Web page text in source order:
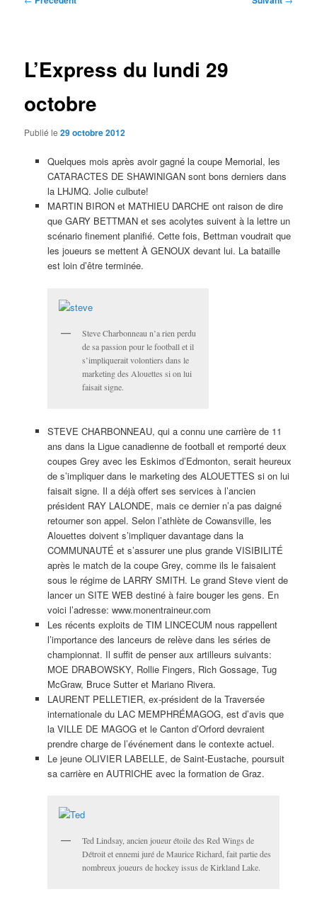
L’Express du lundi 29
octobre
Publié le29 octobre 2012
Quelques mois après avoir gagné la coupe Memorial, les
CATARACTES DE SHAWINIGAN sont bons derniers dans
la LHJMQ. Jolie culbute!
MARTIN BIRON et MATHIEU DARCHE ont raison de dire
que GARY BETTMAN et ses acolytes suivent à la lettre un
scénario finement planifié. Cette fois, Bettman voudrait que
les joueurs se mettent À GENOUX devant lui. La bataille
est loin d’être terminée.
Steve Charbonneau n’a rien perdu
de sa passion pour le football et il
s’impliquerait volontiers dans le
marketing des Alouettes si on lui
faisait signe.
STEVE CHARBONNEAU, qui a connu une carrière de 11
ans dans la Ligue canadienne de football et remporté deux
coupes Grey avec les Eskimos d’Edmonton, serait heureux
de s’impliquer dans le marketing des ALOUETTES si on lui
faisait signe. Il a déjà offert ses services à l’ancien
président RAY LALONDE, mais ce dernier n’a pas daigné
retourner son appel. Selon l’athlète de Cowansville, les
Alouettes doivent s’impliquer davantage dans la
COMMUNAUTÉ et s’assurer une plus grande VISIBILITÉ
après le match de la coupe Grey, comme ils le faisaient
sous le régime de LARRY SMITH. Le grand Steve vient de
lancer un SITE WEB destiné à faire bouger les gens. En
voici l’adresse: www.monentraineur.com
Les récents exploits de TIM LINCECUM nous rappellent
l’importance des lanceurs de relève dans les séries de
championnat. Il suffit de penser aux artilleurs suivants:
MOE DRABOWSKY, Rollie Fingers, Rich Gossage, Tug
McGraw, Bruce Sutter et Mariano Rivera.
LAURENT PELLETIER, ex-président de la Traversée
internationale du LAC MEMPHRÉMAGOG, est d’avis que
la VILLE DE MAGOG et le Canton d’Orford devraient
prendre charge de l’événement dans le contexte actuel.
Le jeune OLIVIER LABELLE, de Saint-Eustache, poursuit
sa carrière en AUTRICHE avec la formation de Graz.
Ted Lindsay, ancien joueur étoile des Red Wings de
Détroit et ennemi juré de Maurice Richard, fait partie des
nombreux joueurs de hockey issus de Kirkland Lake.